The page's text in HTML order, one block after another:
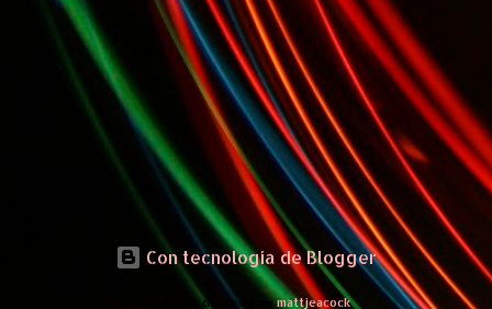
Con tecnología de Blogger
Imágenes del tema demattjeacock